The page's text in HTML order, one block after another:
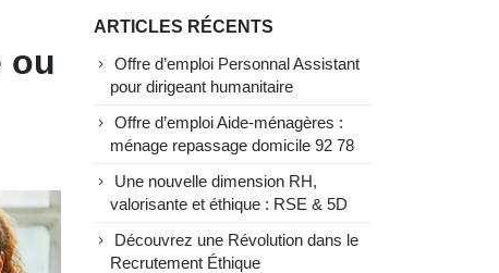
ou
ARTICLES RÉCENTS
Offre d’emploi Personnal Assistant
pour dirigeant humanitaire
Offre d’emploi Aide-ménagères :
ménage repassage domicile 92 78
Une nouvelle dimension RH,
valorisante et éthique : RSE & 5D
Découvrez une Révolution dans le
Recrutement Éthique